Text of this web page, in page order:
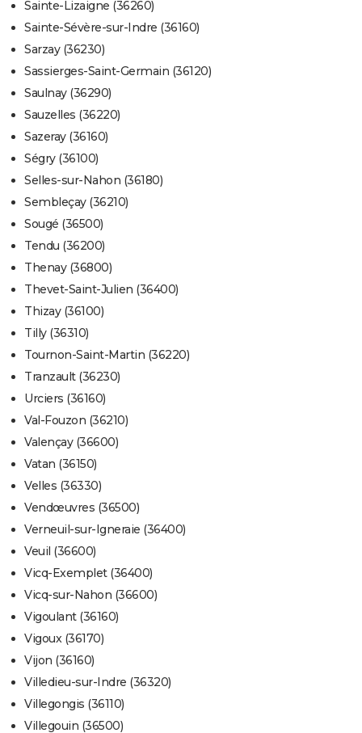
Sainte-Lizaigne (36260)
Sainte-Sévère-sur-Indre (36160)
Sarzay (36230)
Sassierges-Saint-Germain (36120)
Saulnay (36290)
Sauzelles (36220)
Sazeray (36160)
Ségry (36100)
Selles-sur-Nahon (36180)
Sembleçay (36210)
Sougé (36500)
Tendu (36200)
Thenay (36800)
Thevet-Saint-Julien (36400)
Thizay (36100)
Tilly (36310)
Tournon-Saint-Martin (36220)
Tranzault (36230)
Urciers (36160)
Val-Fouzon (36210)
Valençay (36600)
Vatan (36150)
Velles (36330)
Vendœuvres (36500)
Verneuil-sur-Igneraie (36400)
Veuil (36600)
Vicq-Exemplet (36400)
Vicq-sur-Nahon (36600)
Vigoulant (36160)
Vigoux (36170)
Vijon (36160)
Villedieu-sur-Indre (36320)
Villegongis (36110)
Villegouin (36500)